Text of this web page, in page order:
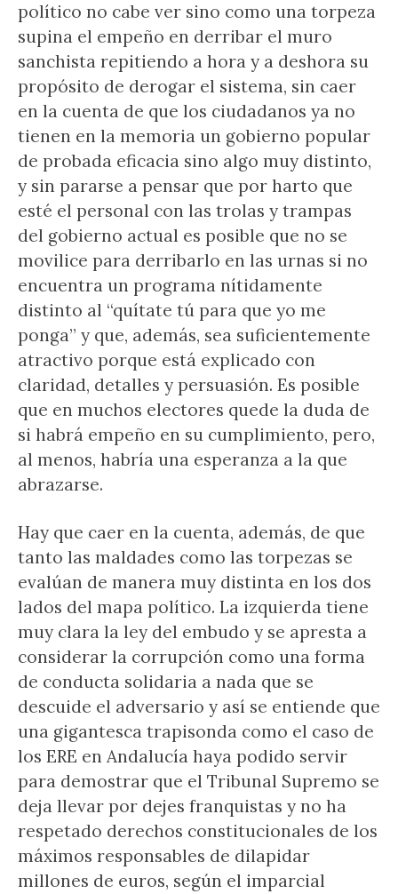
político no cabe ver sino como una torpeza
supina el empeño en derribar el muro
sanchista repitiendo a hora y a deshora su
propósito de derogar el sistema, sin caer
en la cuenta de que los ciudadanos ya no
tienen en la memoria un gobierno popular
de probada eficacia sino algo muy distinto,
y sin pararse a pensar que por harto que
esté el personal con las trolas y trampas
del gobierno actual es posible que no se
movilice para derribarlo en las urnas si no
encuentra un programa nítidamente
distinto al “quítate tú para que yo me
ponga” y que, además, sea suficientemente
atractivo porque está explicado con
claridad, detalles y persuasión. Es posible
que en muchos electores quede la duda de
si habrá empeño en su cumplimiento, pero,
al menos, habría una esperanza a la que
abrazarse.
Hay que caer en la cuenta, además, de que
tanto las maldades como las torpezas se
evalúan de manera muy distinta en los dos
lados del mapa político. La izquierda tiene
muy clara la ley del embudo y se apresta a
considerar la corrupción como una forma
de conducta solidaria a nada que se
descuide el adversario y así se entiende que
una gigantesca trapisonda como el caso de
los ERE en Andalucía haya podido servir
para demostrar que el Tribunal Supremo se
deja llevar por dejes franquistas y no ha
respetado derechos constitucionales de los
máximos responsables de dilapidar
millones de euros, según el imparcial